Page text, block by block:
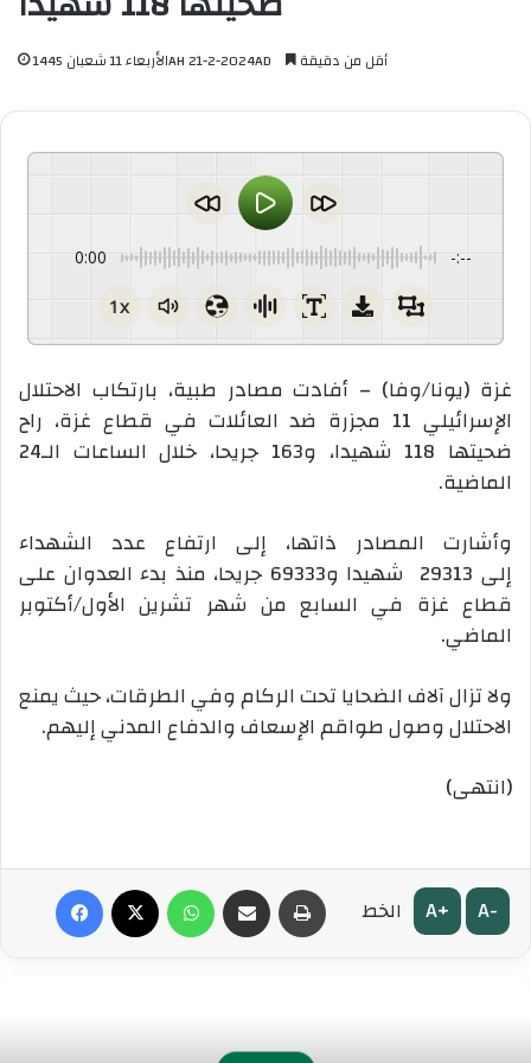
الأربعاء 11 شعبان 1445AH 21-2-2024AD أقل من دقيقة
0:00 -:--
1x
غزة (يونا/وفا) – أفادت مصادر طبية، بارتكاب الاحتلال
الإسرائيلي 11 مجزرة ضد العائلات في قطاع غزة، راح
ضحيتها 118 شهيدا، و163 جريحا، خلال الساعات الـ24
الماضية.
وأشارت المصادر ذاتها، إلى ارتفاع عدد الشهداء
إلى 29313 شهيدا و69333 جريحا، منذ بدء العدوان على
قطاع غزة في السابع من شهر تشرين الأول/أكتوبر
الماضي.
ولا تزال آلاف الضحايا تحت الركام وفي الطرقات، حيث يمنع
الاحتلال وصول طواقم الإسعاف والدفاع المدني إليهم.
(انتهى)
الخط A+ A-